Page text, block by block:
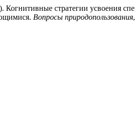
стратегии усвоения
Вопросы природопользования